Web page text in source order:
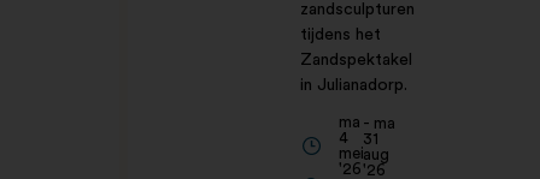
zandsculpturen
tijdens het
Zandspektakel
in Julianadorp.
ma
4
mei
'26
- ma
31
aug
'26